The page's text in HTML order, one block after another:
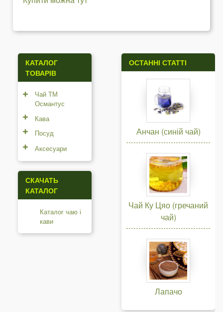
КАТАЛОГ
ТОВАРІВ
Чай ТМ
Османтус
Кава
Посуд
Аксесуари
СКАЧАТЬ
КАТАЛОГ
Каталог чаю і
кави
ОСТАННІ СТАТТІ
Анчан (синій чай)
Чай Ку Цяо (гречаний
чай)
Лапачо